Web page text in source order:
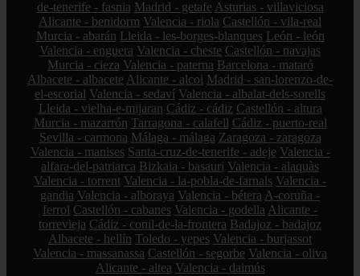
de-tenerife - fasnia Madrid - getafe Asturias - villaviciosa
Alicante - benidorm Valencia - riola Castellón - vila-real
Murcia - abarán Lleida - les-borges-blanques León - león
Valencia - enguera Valencia - cheste Castellón - navajas
Murcia - cieza Valencia - paterna Barcelona - mataró
Albacete - albacete Alicante - alcoi Madrid - san-lorenzo-de-
el-escorial Valencia - sedaví Valencia - albalat-dels-sorells
Lleida - vielha-e-mijaran Cádiz - cádiz Castellón - altura
Murcia - mazarrón Tarragona - calafell Cádiz - puerto-real
Sevilla - carmona Málaga - málaga Zaragoza - zaragoza
Valencia - manises Santa-cruz-de-tenerife - adeje Valencia -
alfara-del-patriarca Bizkaia - basauri Valencia - alaquàs
Valencia - torrent Valencia - la-pobla-de-farnals Valencia -
gandia Valencia - alboraya Valencia - bétera A-coruña -
ferrol Castellón - cabanes Valencia - godella Alicante -
torrevieja Cádiz - conil-de-la-frontera Badajoz - badajoz
Albacete - hellín Toledo - yepes Valencia - burjassot
Valencia - massanassa Castellón - segorbe Valencia - oliva
Alicante - altea Valencia - daimús